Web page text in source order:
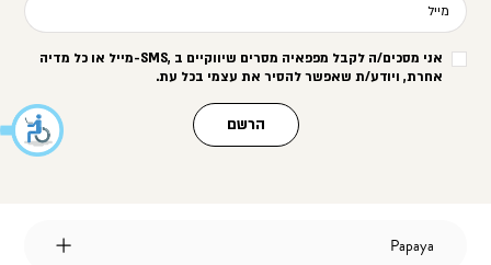
מייל
אני מסכים/ה לקבל מפפאיה מסרים שיווקיים ב -SMS,מייל או כל מדיה
אחרת, ויודע/ת שאפשר להסיר את עצמי בכל עת.
הרשם
Papaya
Papaya